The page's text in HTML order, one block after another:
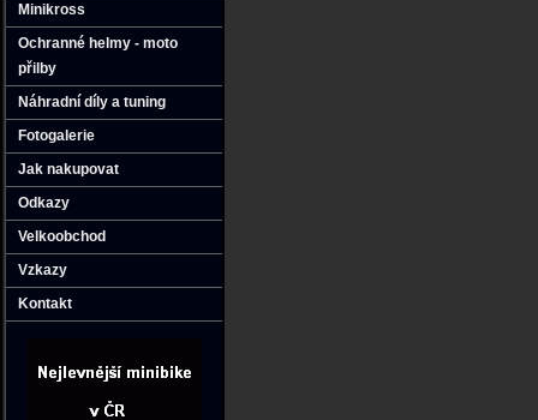
Minikross
Ochranné helmy - moto
přilby
Náhradní díly a tuning
Fotogalerie
Jak nakupovat
Odkazy
Velkoobchod
Vzkazy
Kontakt